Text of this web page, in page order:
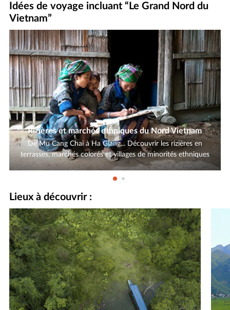
Idées de voyage incluant “Le Grand Nord du
Vietnam”
Rizières et marchés ethniques du Nord Vietnam
De Mu Cang Chai à Ha Giang... Découvrir les rizières en
terrasses, marchés colorés et villages de minorités ethniques
Lieux à découvrir :